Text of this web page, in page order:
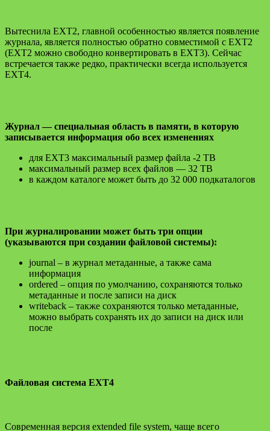
Вытеснила EXT2, главной особенностью является появление
журнала, является полностью обратно совместимой с EXT2
(EXT2 можно свободно конвертировать в EXT3). Сейчас
встречается также редко, практически всегда используется
EXT4.
Журнал — специальная область в памяти, в которую
записывается информация обо всех изменениях
для EXT3 максимальный размер файла -2 TB
максимальный размер всех файлов — 32 TB
в каждом каталоге может быть до 32 000 подкаталогов
При журналировании может быть три опции
(указываются при создании файловой системы):
journal – в журнал метаданные, а также сама
информация
ordered – опция по умолчанию, сохраняются только
метаданные и после записи на диск
writeback – также сохраняются только метаданные,
можно выбрать сохранять их до записи на диск или
после
Файловая система EXT4
Современная версия extended file system, чаще всего